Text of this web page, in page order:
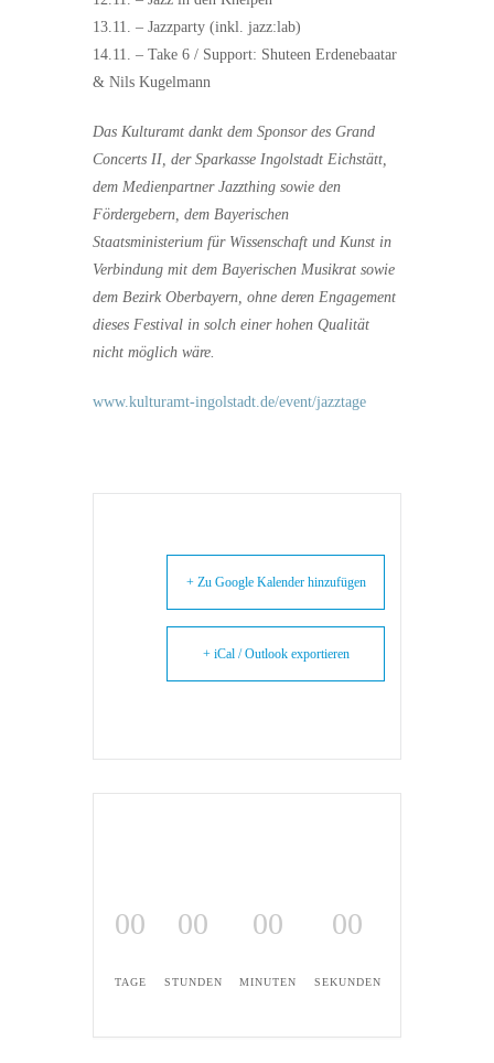
13.11. – Jazzparty (inkl. jazz:lab)
14.11. – Take 6 / Support: Shuteen Erdenebaatar
& Nils Kugelmann
Das Kulturamt dankt dem Sponsor des Grand
Concerts II, der Sparkasse Ingolstadt Eichstätt,
dem Medienpartner Jazzthing sowie den
Fördergebern, dem Bayerischen
Staatsministerium für Wissenschaft und Kunst in
Verbindung mit dem Bayerischen Musikrat sowie
dem Bezirk Oberbayern, ohne deren Engagement
dieses Festival in solch einer hohen Qualität
nicht möglich wäre.
www.kulturamt-ingolstadt.de/event/jazztage
+ Zu Google Kalender hinzufügen
+ iCal / Outlook exportieren
00
TAGE
00
STUNDEN
00
MINUTEN
00
SEKUNDEN